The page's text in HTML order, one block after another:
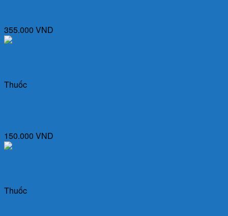
355.000 VND
Thuốc
150.000 VND
Thuốc